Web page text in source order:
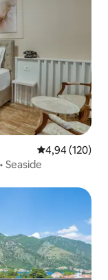
4,94 de uma
4,94 (120)
Seaside